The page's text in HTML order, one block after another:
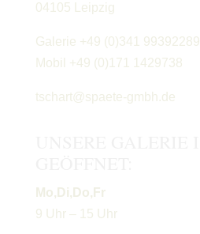
04105 Leipzig
Galerie +49 (0)341 99392289
Mobil +49 (0)171 1429738
tschart@spaete-gmbh.de
Mo,Di,Do,Fr
9 Uhr – 15 Uhr